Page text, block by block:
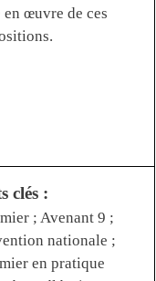
en œuvre de ces
clés :
; Avenant 9 ;
nationale ;
en pratique